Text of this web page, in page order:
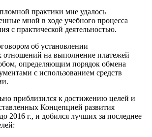
практики мне удалось
мной в ходе учебного процесса
с практической деятельностью.
об установлении
отношений на выполнение платежей
определяющим порядок обмена
с использованием средств
приблизился к достижению целей и
Концепцией развития
2016 г., и добился лучших за последнее